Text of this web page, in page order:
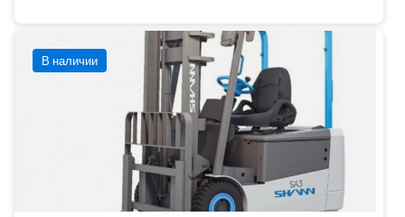
В наличии